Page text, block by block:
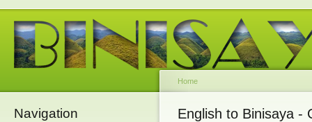
Navigation
Home
English to Binisaya -